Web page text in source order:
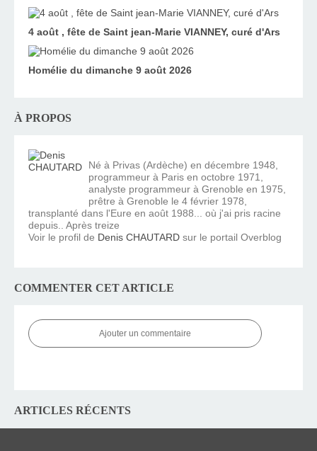
4 août , fête de Saint jean-Marie VIANNEY, curé d'Ars
Homélie du dimanche 9 août 2026
À PROPOS
Né à Privas (Ardèche) en décembre 1948,
programmeur à Paris en octobre 1971,
analyste programmeur à Grenoble en 1975,
prêtre à Grenoble le 4 février 1978,
transplanté dans l'Eure en août 1988... où j'ai pris racine
depuis.. Après treize
Voir le profil de Denis CHAUTARD sur le portail Overblog
COMMENTER CET ARTICLE
Ajouter un commentaire
ARTICLES RÉCENTS